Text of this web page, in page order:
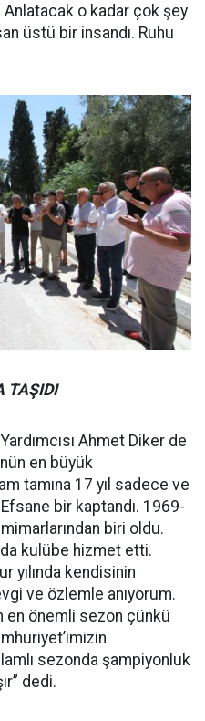
o kadar çok şey
üstü bir insandı. Ruhu
TAŞIDI
Ahmet Diker de
en büyük
tamına 17 yıl sadece ve
bir kaptandı. 1969-
biri oldu.
kulübe hizmet etti.
yılında kendisinin
ve özlemle anıyorum.
en önemli sezon çünkü
sezonda şampiyonluk
dedi.